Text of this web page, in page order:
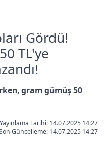
Gördü!
TL'ye
gram gümüş 50
Yayınlama Tarihi: 14.07.2025 14:27
Güncelleme: 14.07.2025 14:27